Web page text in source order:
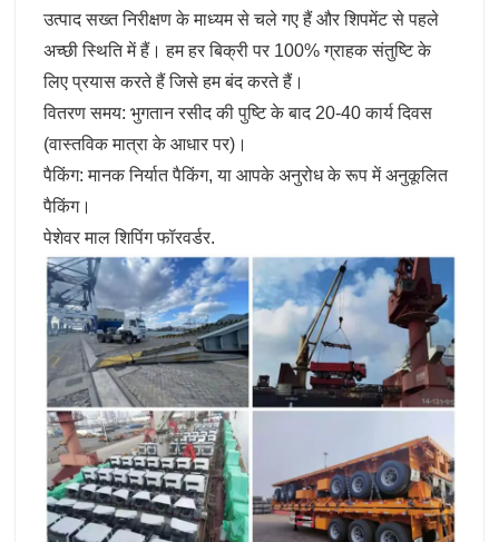
उत्पाद सख्त निरीक्षण के माध्यम से चले गए हैं और शिपमेंट से पहले
अच्छी स्थिति में हैं। हम हर बिक्री पर 100% ग्राहक संतुष्टि के
लिए प्रयास करते हैं जिसे हम बंद करते हैं।
वितरण समय: भुगतान रसीद की पुष्टि के बाद 20-40 कार्य दिवस
(वास्तविक मात्रा के आधार पर)।
पैकिंग: मानक निर्यात पैकिंग, या आपके अनुरोध के रूप में अनुकूलित
पैकिंग।
पेशेवर माल शिपिंग फॉरवर्डर.